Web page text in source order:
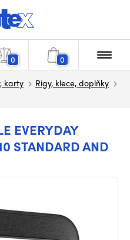
0 0
karty
Rigy, klece, doplňky
EVERYDAY
STANDARD AND